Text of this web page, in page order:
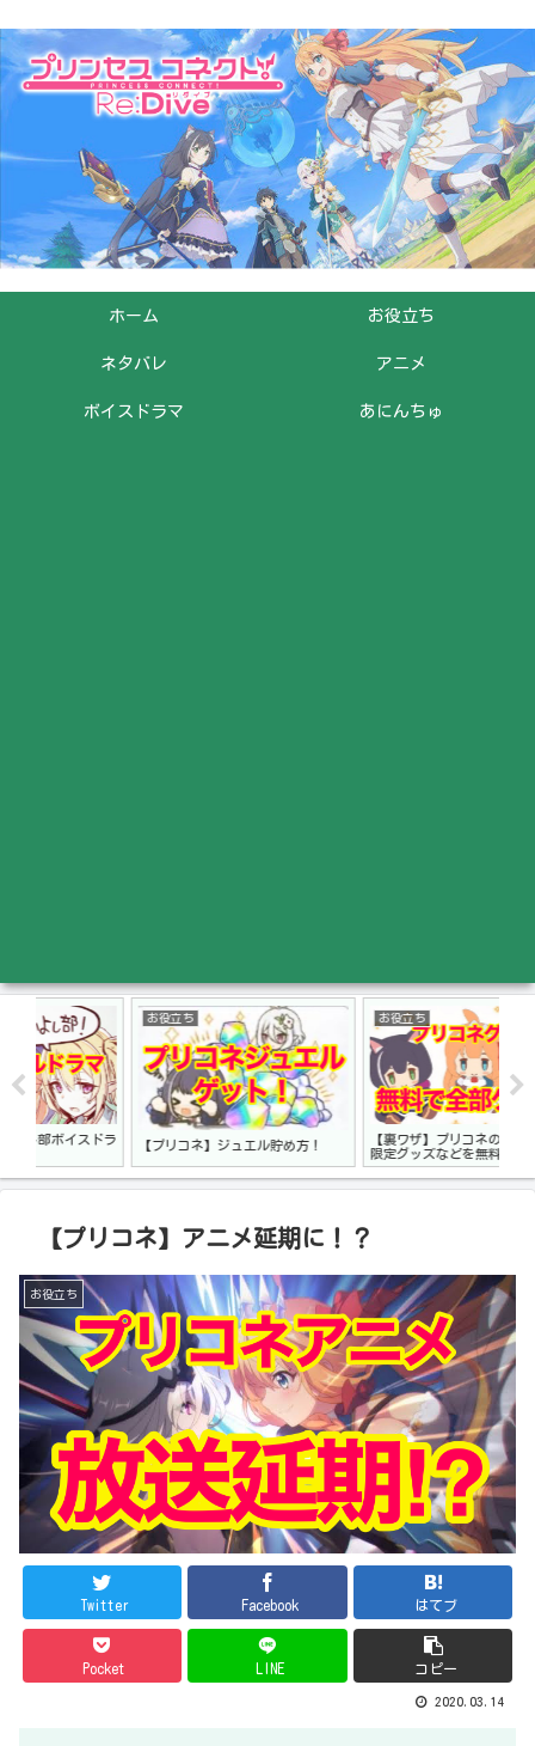
ホーム お役立ち
ネタバレ アニメ
ボイスドラマ あにんちゅ
お役立ち
【プリコネ】ジュエル貯め方！
お役立ち
【裏ワザ】プリコネの漫画・CD・
限定グッズなどを無料で入手する！
【プリコネ】アニメ延期に！？
お役立ち
Twitter Facebook はてブ
Pocket LINE コピー
2020.03.14